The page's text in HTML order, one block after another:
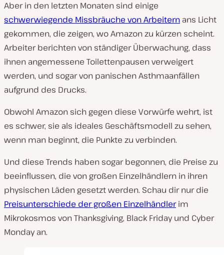
Aber in den letzten Monaten sind einige
schwerwiegende Missbräuche von Arbeitern ans Licht
gekommen, die zeigen, wo Amazon zu kürzen scheint.
Arbeiter berichten von ständiger Überwachung, dass
ihnen angemessene Toilettenpausen verweigert
werden, und sogar von panischen Asthmaanfällen
aufgrund des Drucks.
Obwohl Amazon sich gegen diese Vorwürfe wehrt, ist
es schwer, sie als ideales Geschäftsmodell zu sehen,
wenn man beginnt, die Punkte zu verbinden.
Und diese Trends haben sogar begonnen, die Preise zu
beeinflussen, die von großen Einzelhändlern in ihren
physischen Läden gesetzt werden. Schau dir nur die
Preisunterschiede der großen Einzelhändlerim
Mikrokosmos von Thanksgiving, Black Friday und Cyber
Monday an.